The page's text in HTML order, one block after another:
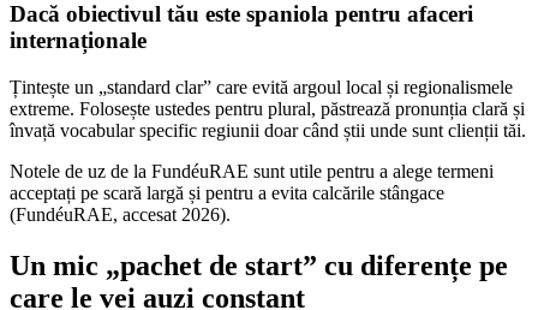
Dacă obiectivul tău este spaniola pentru afaceri
internaționale
Țintește un „standard clar” care evită argoul local și regionalismele
extreme. Folosește ustedes pentru plural, păstrează pronunția clară și
învață vocabular specific regiunii doar când știi unde sunt clienții tăi.
Notele de uz de la FundéuRAE sunt utile pentru a alege termeni
acceptați pe scară largă și pentru a evita calcările stângace
(FundéuRAE, accesat 2026).
Un mic „pachet de start” cu diferențe pe
care le vei auzi constant